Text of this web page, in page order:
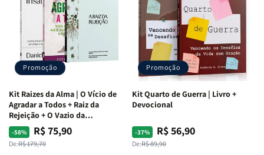
Promoção
Kit Raizes da Alma | O Vício de
Agradar a Todos + Raiz da
Rejeição + O Vazio da
Insatisfação.
-58%
Preço
normal
De:R$ 179,70
Preço
promocional
R$ 75,90
Promoção
Kit Quarto de Guerra | Livro +
Devocional
-37%
Preço
normal
De:R$ 89,90
Preço
promocional
R$ 56,90